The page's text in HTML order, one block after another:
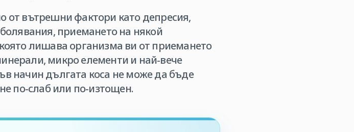
от вътрешни фактори като депресия,
приемането на някой
лишава организма ви от приемането
микро елементи и най-вече
начин дългата коса не може да бъде
по-слаб или по-изтощен.